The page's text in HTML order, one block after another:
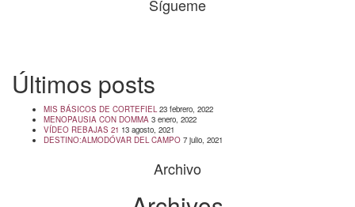
Sígueme
Últimos posts
MIS BÁSICOS DE CORTEFIEL 23 febrero, 2022
MENOPAUSIA CON DOMMA 3 enero, 2022
VÍDEO REBAJAS 21 13 agosto, 2021
DESTINO:ALMODÓVAR DEL CAMPO 7 julio, 2021
Archivo